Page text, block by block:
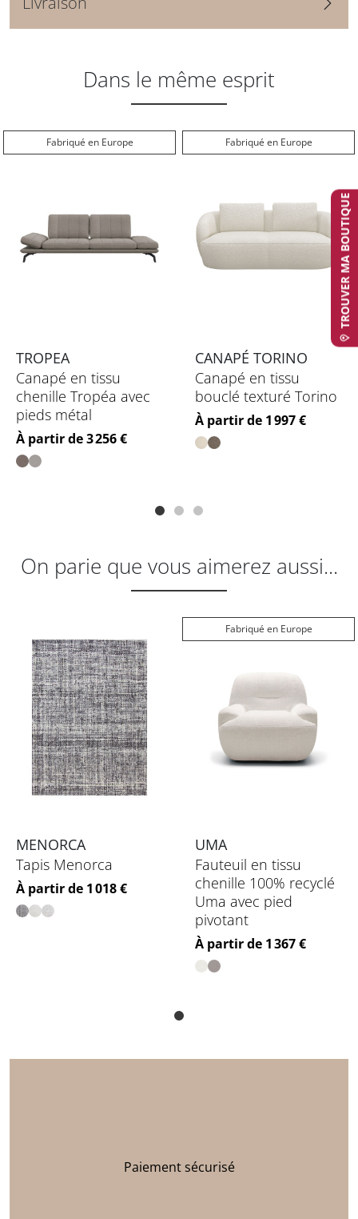
Dans le même esprit
Fabriqué en Europe
TROPEA
Canapé en tissu
chenille Tropéa avec
pieds métal
Prix
À partir de 3 256 €
Fabriqué en Europe
CANAPÉ TORINO
Canapé en tissu
bouclé texturé Torino
Prix
À partir de 1 997 €
On parie que vous aimerez aussi...
MENORCA
Tapis Menorca
Prix
À partir de 1 018 €
Fabriqué en Europe
UMA
Fauteuil en tissu
chenille 100% recyclé
Uma avec pied
pivotant
Prix
À partir de 1 367 €
Paiement sécurisé
TROUVER MA BOUTIQUE